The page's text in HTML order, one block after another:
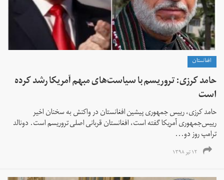
افغانستان
حامد کرزی: تروریسم با سیاست‌های مبهم آمریکا رشد کرده
است
حامد کرزی، رییس‌ جمهوری پیشین افغانستان در واکنش به سخنان اخیر
رییس‌جمهوری آمریکا گفته است، افغانستان قربانی اصلی تروریسم است. دونالد
ترامپ روز دو‌...
۱۲ تیر ۱۳۹۸